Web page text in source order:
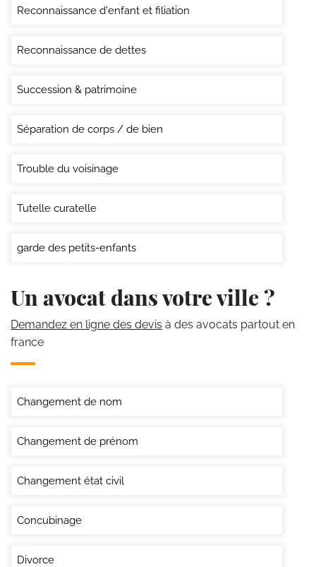
Reconnaissance d'enfant et filiation
Reconnaissance de dettes
Succession & patrimoine
Séparation de corps / de bien
Trouble du voisinage
Tutelle curatelle
garde des petits-enfants
Un avocat dans votre ville ?
Demandez en ligne des devis à des avocats partout en
france
Changement de nom
Changement de prénom
Changement état civil
Concubinage
Divorce